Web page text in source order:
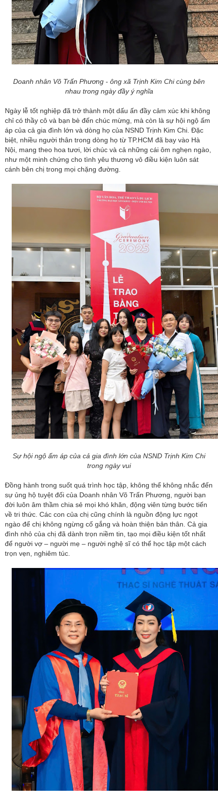
Doanh nhân Võ Trấn Phương - ông xã Trịnh Kim Chi cùng bên
nhau trong ngày đầy ý nghĩa
Ngày lễ tốt nghiệp đã trở thành một dấu ấn đầy cảm xúc khi không
chỉ có thầy cô và bạn bè đến chúc mừng, mà còn là sự hội ngộ ấm
áp của cả gia đình lớn và dòng họ của NSND Trịnh Kim Chi. Đặc
biệt, nhiều người thân trong dòng họ từ TP.HCM đã bay vào Hà
Nội, mang theo hoa tươi, lời chúc và cả những cái ôm nghẹn ngào,
như một minh chứng cho tình yêu thương vô điều kiện luôn sát
cánh bên chị trong mọi chặng đường.
Sự hội ngộ ấm áp của cả gia đình lớn của NSND Trịnh Kim Chi
trong ngày vui
Đồng hành trong suốt quá trình học tập, không thể không nhắc đến
sự ủng hộ tuyệt đối của Doanh nhân Võ Trấn Phương, người bạn
đời luôn âm thầm chia sẻ mọi khó khăn, động viên từng bước tiến
về tri thức. Các con của chị cũng chính là nguồn động lực ngọt
ngào để chị không ngừng cố gắng và hoàn thiện bản thân. Cả gia
đình nhỏ của chị đã dành trọn niềm tin, tạo mọi điều kiện tốt nhất
để người vợ – người mẹ – người nghệ sĩ có thể học tập một cách
trọn vẹn, nghiêm túc.